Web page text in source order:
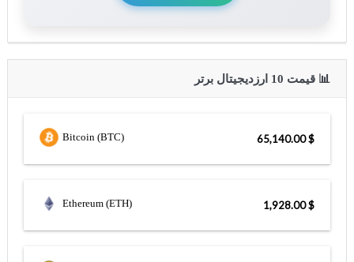
📊 قیمت 10 ارزدیجیتال برتر
Bitcoin (BTC) $ 65,140.00
Ethereum (ETH) $ 1,928.00